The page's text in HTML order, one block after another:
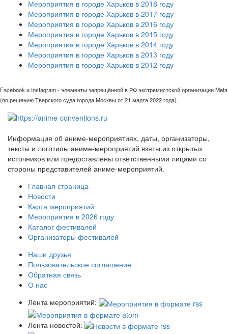
Мероприятия в городе Харьков в 2018 году
Мероприятия в городе Харьков в 2017 году
Мероприятия в городе Харьков в 2016 году
Мероприятия в городе Харьков в 2015 году
Мероприятия в городе Харьков в 2014 году
Мероприятия в городе Харьков в 2013 году
Мероприятия в городе Харьков в 2012 году
Facebook и Instagram - элементы запрещённой в РФ экстремистской организации Meta
(по решению Тверского суда города Москвы от 21 марта 2022 года).
Информация об аниме-мероприятиях, даты, организаторы,
тексты и логотипы аниме-мероприятий взяты из открытых
источников или предоставлены ответственными лицами со
стороны представителей аниме-мероприятий.
Главная страница
Новости
Карта мероприятий
Мероприятия в 2026 году
Каталог фестивалей
Организаторы фестивалей
Наши друзья
Пользовательское соглашение
Обратная связь
О нас
Лента мероприятий:
Лента новостей: